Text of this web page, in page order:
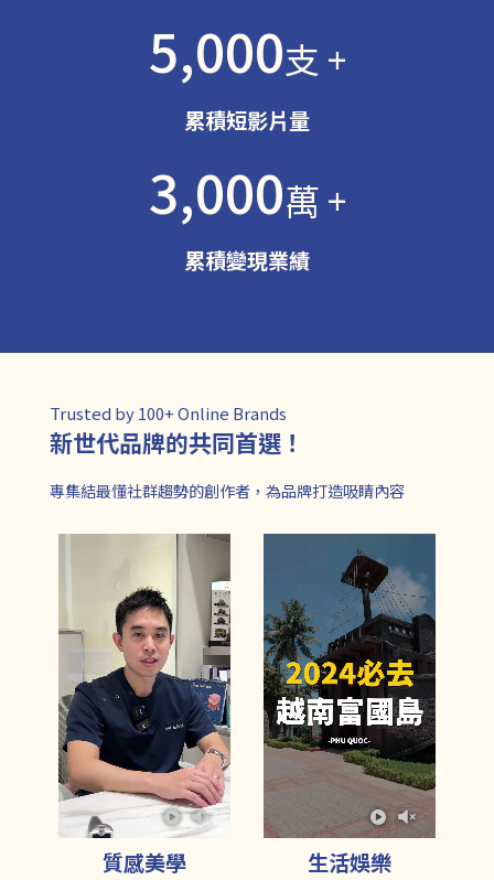
5,000支 +
累積短影片量
3,000萬 +
累積變現業績
Trusted by 100+ Online Brands
新世代品牌的共同首選！
專集結最懂社群趨勢的創作者，為品牌打造吸睛內容
質感美學 生活娛樂